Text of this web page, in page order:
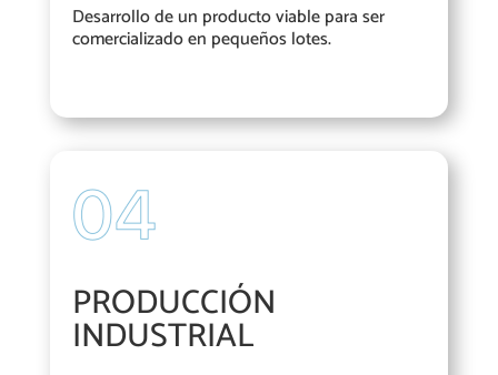
Desarrollo de un producto viable para ser
comercializado en pequeños lotes.
PRODUCCIÓN
INDUSTRIAL